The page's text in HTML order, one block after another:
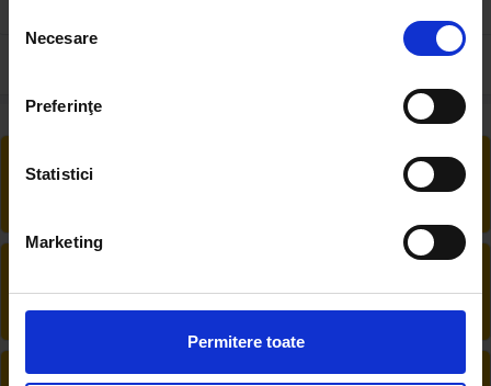
consimțământului
Necesare
Preferinţe
Statistici
Marketing
Permitere toate
Ai posibilitate de retur în 30 zile, comandă
La livrare, verifici produsele împreună cu
șoferul înainte de a face plata
PRODUSE DIN STOC